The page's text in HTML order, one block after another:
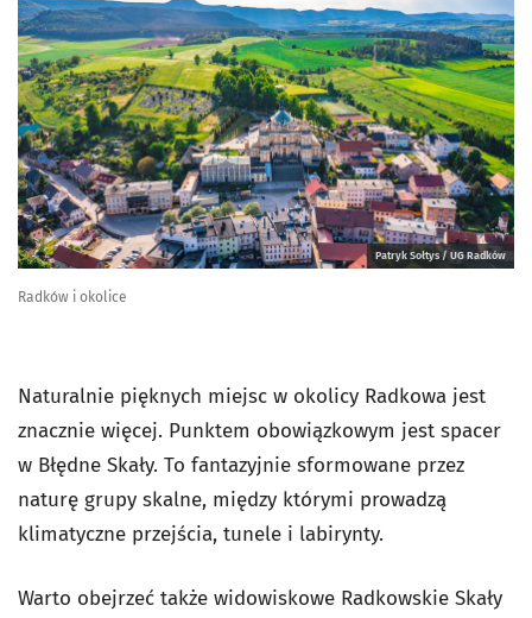
Patryk Sołtys / UG Radków
Radków i okolice
Naturalnie pięknych miejsc w okolicy Radkowa jest
znacznie więcej. Punktem obowiązkowym jest spacer
w Błędne Skały. To fantazyjnie sformowane przez
naturę grupy skalne, między którymi prowadzą
klimatyczne przejścia, tunele i labirynty.
Warto obejrzeć także widowiskowe Radkowskie Skały